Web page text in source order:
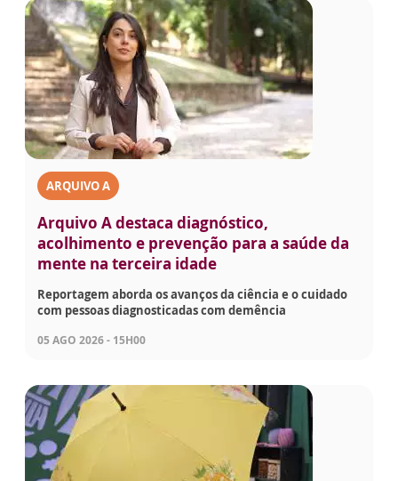
ARQUIVO A
Arquivo A destaca diagnóstico,
acolhimento e prevenção para a saúde da
mente na terceira idade
Reportagem aborda os avanços da ciência e o cuidado
com pessoas diagnosticadas com demência
05 AGO 2026 - 15H00